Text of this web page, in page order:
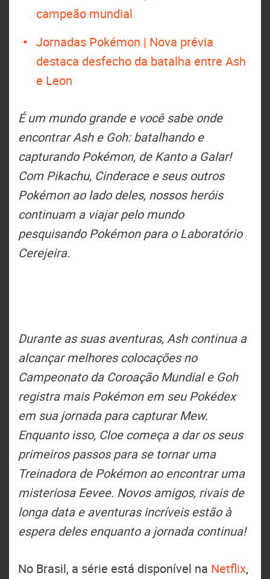
campeão mundial
Jornadas Pokémon | Nova prévia
destaca desfecho da batalha entre Ash
e Leon
É um mundo grande e você sabe onde
encontrar Ash e Goh: batalhando e
capturando Pokémon, de Kanto a Galar!
Com Pikachu, Cinderace e seus outros
Pokémon ao lado deles, nossos heróis
continuam a viajar pelo mundo
pesquisando Pokémon para o Laboratório
Cerejeira.
Durante as suas aventuras, Ash continua a
alcançar melhores colocações no
Campeonato da Coroação Mundial e Goh
registra mais Pokémon em seu Pokédex
em sua jornada para capturar Mew.
Enquanto isso, Cloe começa a dar os seus
primeiros passos para se tornar uma
Treinadora de Pokémon ao encontrar uma
misteriosa Eevee. Novos amigos, rivais de
longa data e aventuras incríveis estão à
espera deles enquanto a jornada continua!
No Brasil, a série está disponível na Netflix,